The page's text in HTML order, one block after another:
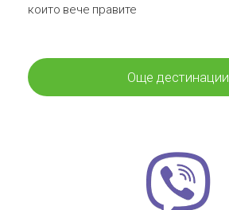
които вече правите
Още дестинации